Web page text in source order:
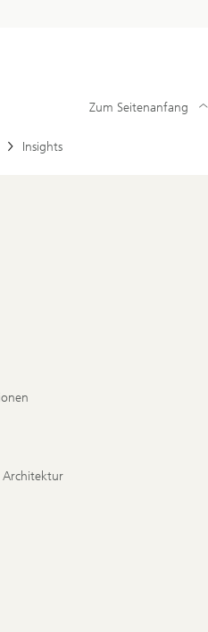
Insights
Zum Seitenanfang
Architektur